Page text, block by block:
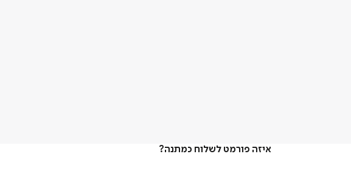
איזה פורמט לשלוח כמתנה?